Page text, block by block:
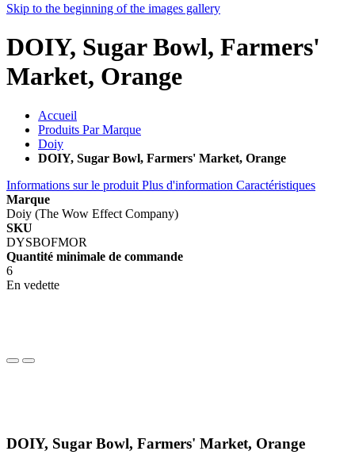
Skip to the beginning of the images gallery
DOIY, Sugar Bowl, Farmers'
Market, Orange
Accueil
Produits Par Marque
Doiy
DOIY, Sugar Bowl, Farmers' Market, Orange
Informations sur le produit Plus d'information Caractéristiques
Marque
Doiy (The Wow Effect Company)
SKU
DYSBOFMOR
Quantité minimale de commande
6
En vedette
DOIY, Sugar Bowl, Farmers' Market, Orange